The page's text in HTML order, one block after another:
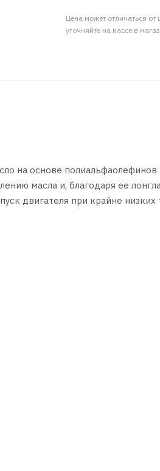
Цена может отличаться
уточняйте на кассе в
на основе
масла и, благодаря её
двигателя при крайне низких
нарушающих теплоотвод от